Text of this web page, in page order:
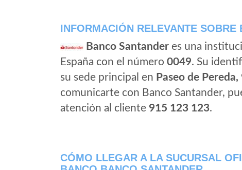
INFORMACIÓN RELEVANTE SOBRE
Banco Santander es una
España con el número 0049. Su
su sede principal en Paseo de
comunicarte con Banco Santander,
atención al cliente 915 123 123.
CÓMO LLEGAR A LA SUCURSAL